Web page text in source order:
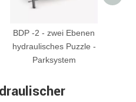
BDP -2 - zwei Ebenen
hydraulisches Puzzle -
Parksystem